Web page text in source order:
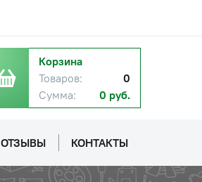
Корзина
Товаров:
0
Сумма:
0 руб.
ОТЗЫВЫ КОНТАКТЫ
+ Купить
+ Купить